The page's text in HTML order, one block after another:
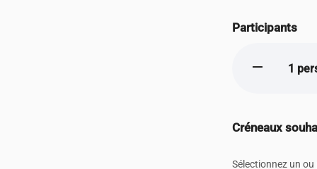
Participants
remove 1
Créneaux
Sélectionnez un